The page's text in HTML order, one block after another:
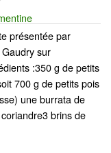
présentée par
sur
:350 g de petits
700 g de petits pois
une burrata de
brins de